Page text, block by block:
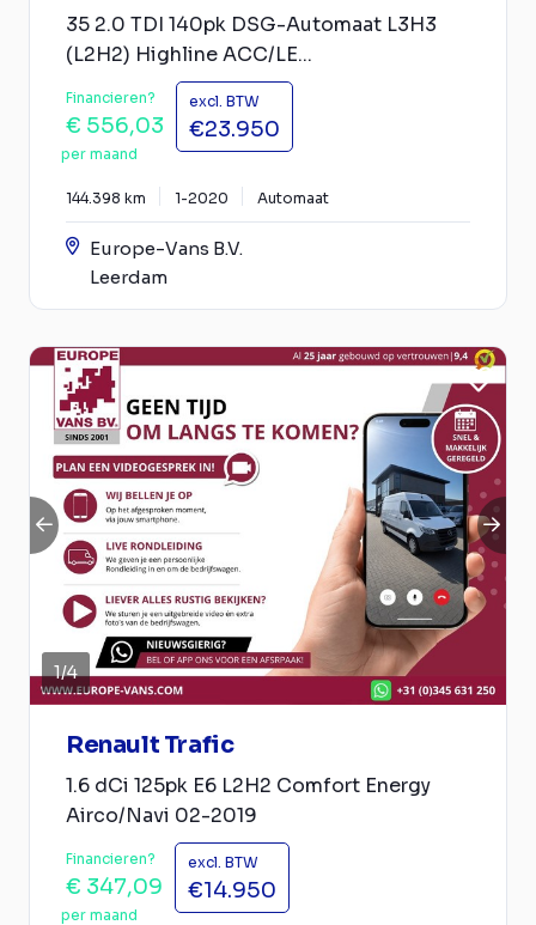
35 2.0 TDI 140pk DSG-Automaat L3H3
(L2H2) Highline ACC/LE...
Financieren?
€ 556,03
per maand
excl. BTW
€23.950
144.398 km 1-2020 Automaat
Europe-Vans B.V.
Leerdam
1/4
Renault Trafic
1.6 dCi 125pk E6 L2H2 Comfort Energy
Airco/Navi 02-2019
Financieren?
€ 347,09
per maand
excl. BTW
€14.950